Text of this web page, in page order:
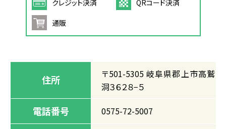
クレジット決済
QRコード決済
通販
住所
〒501-5305 岐阜県郡上市高鷲町
洞３６２８−５
電話番号 0575-72-5007